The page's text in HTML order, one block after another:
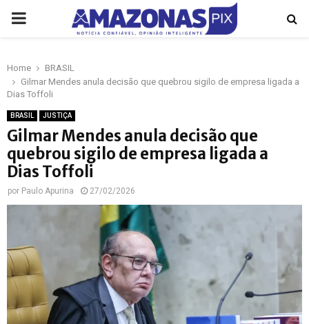
PRIMARY
Home
BRASIL
Gilmar Mendes anula decisão que quebrou sigilo de empresa ligada a
Dias Toffoli
BRASIL JUSTIÇA
Gilmar Mendes anula decisão que
quebrou sigilo de empresa ligada a
Dias Toffoli
por Paulo Apurina 27/02/2026